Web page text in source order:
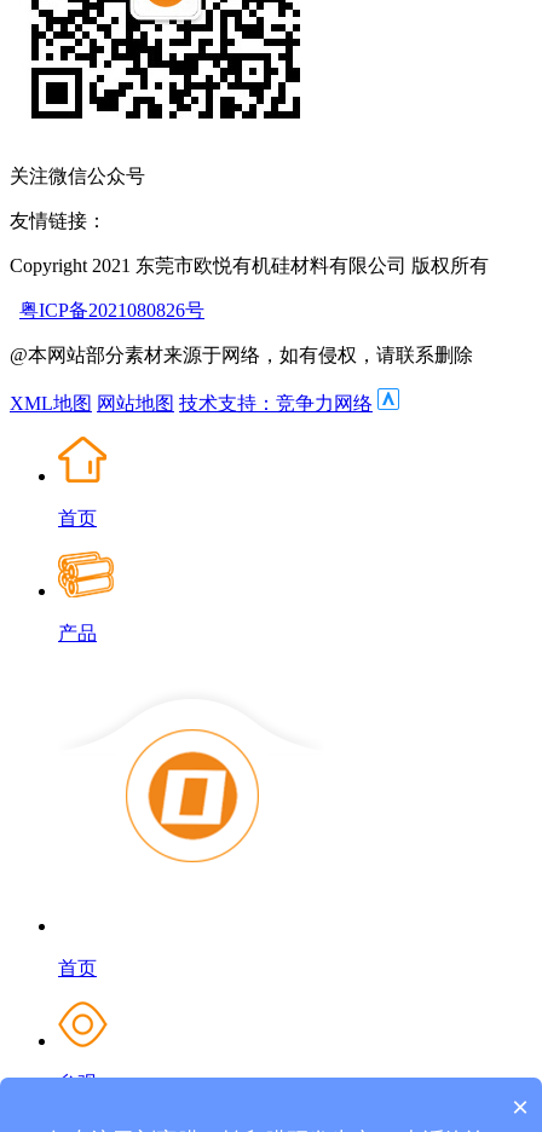
关注微信公众号
友情链接：
Copyright 2021 东莞市欧悦有机硅材料有限公司 版权所有
粤ICP备2021080826号
@本网站部分素材来源于网络，如有侵权，请联系删除
XML地图 网站地图 技术支持：竞争力网络
首页
产品
首页
参观
×